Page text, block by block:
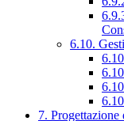
6.10.
7. Progettazione